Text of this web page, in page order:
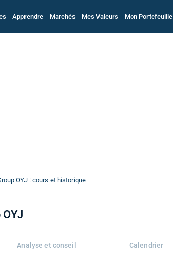
Apprendre Marchés Mes Valeurs Mon Portefeuille
OYJ : cours et historique
Analyse et conseil Calendrier